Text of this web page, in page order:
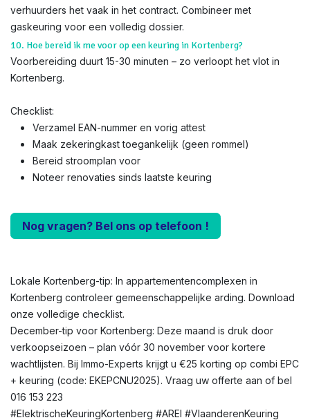
verhuurders het vaak in het contract. Combineer met
gaskeuring voor een volledig dossier.
10. Hoe bereid ik me voor op een keuring in Kortenberg?
Voorbereiding duurt 15-30 minuten – zo verloopt het vlot in
Kortenberg.
Checklist:
Verzamel EAN-nummer en vorig attest
Maak zekeringkast toegankelijk (geen rommel)
Bereid stroomplan voor
Noteer renovaties sinds laatste keuring
Nog vragen? Bel ons op telefoon !
Lokale Kortenberg-tip: In appartementencomplexen in
Kortenberg controleer gemeenschappelijke arding. Download
onze volledige checklist.
December-tip voor Kortenberg: Deze maand is druk door
verkoopseizoen – plan vóór 30 november voor kortere
wachtlijsten. Bij Immo-Experts krijgt u €25 korting op combi EPC
+ keuring (code: EKEPCNU2025). Vraag uw offerte aan of bel
016 153 223
#ElektrischeKeuringKortenberg #AREI #VlaanderenKeuring